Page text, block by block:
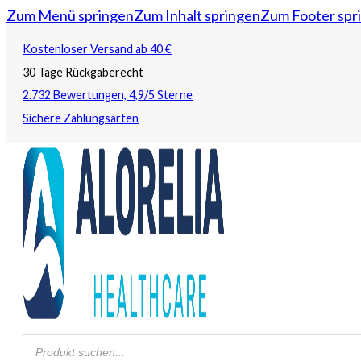
Zum Menü springenZum Inhalt springenZum Footer
Kostenloser Versand ab 40 €
30 Tage Rückgaberecht
2.732 Bewertungen, 4,9/5 Sterne
Sichere Zahlungsarten